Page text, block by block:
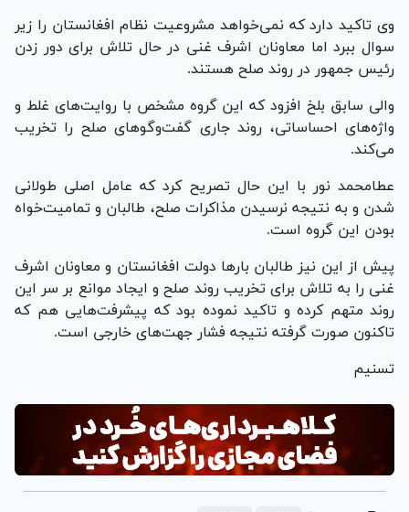
وی تاکید دارد که نمی‌خواهد مشروعیت نظام افغانستان را زیر
سوال ببرد اما معاونان اشرف غنی در حال تلاش برای دور زدن
رئیس جمهور در روند صلح هستند.
والی سابق بلخ افزود که این گروه مشخص با روایت‌های غلط و
واژه‌های احساساتی، روند جاری گفت‌وگوهای صلح را تخریب
می‌کند.
عطامحمد نور با این حال تصریح کرد که عامل اصلی طولانی
شدن و به نتیجه نرسیدن مذاکرات صلح، طالبان و تمامیت‌خواه
بودن این گروه است.
پیش از این نیز طالبان بارها دولت افغانستان و معاونان اشرف
غنی را به تلاش برای تخریب روند صلح و ایجاد موانع بر سر این
روند متهم کرده و تاکید نموده بود که پیشرفت‌هایی هم که
تاکنون صورت گرفته نتیجه فشار جهت‌های خارجی است.
تسنیم